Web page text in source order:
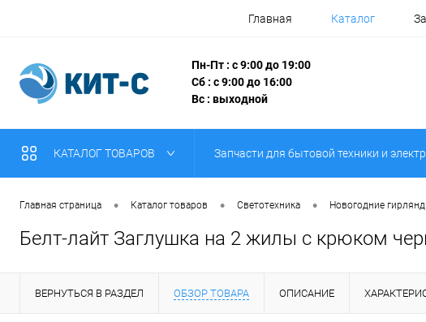
Главная Каталог
Пн-Пт : с 9:00 до 19:00
Сб : с 9:00 до 16:00
Вс : выходной
КАТАЛОГ ТОВАРОВ Запчасти для бытовой техники и
Главная страница • Каталог товаров • Светотехника • Новогодние
Белт-лайт Заглушка на 2 жилы с крюком
ВЕРНУТЬСЯ В РАЗДЕЛ ОБЗОР ТОВАРА ОПИСАНИЕ